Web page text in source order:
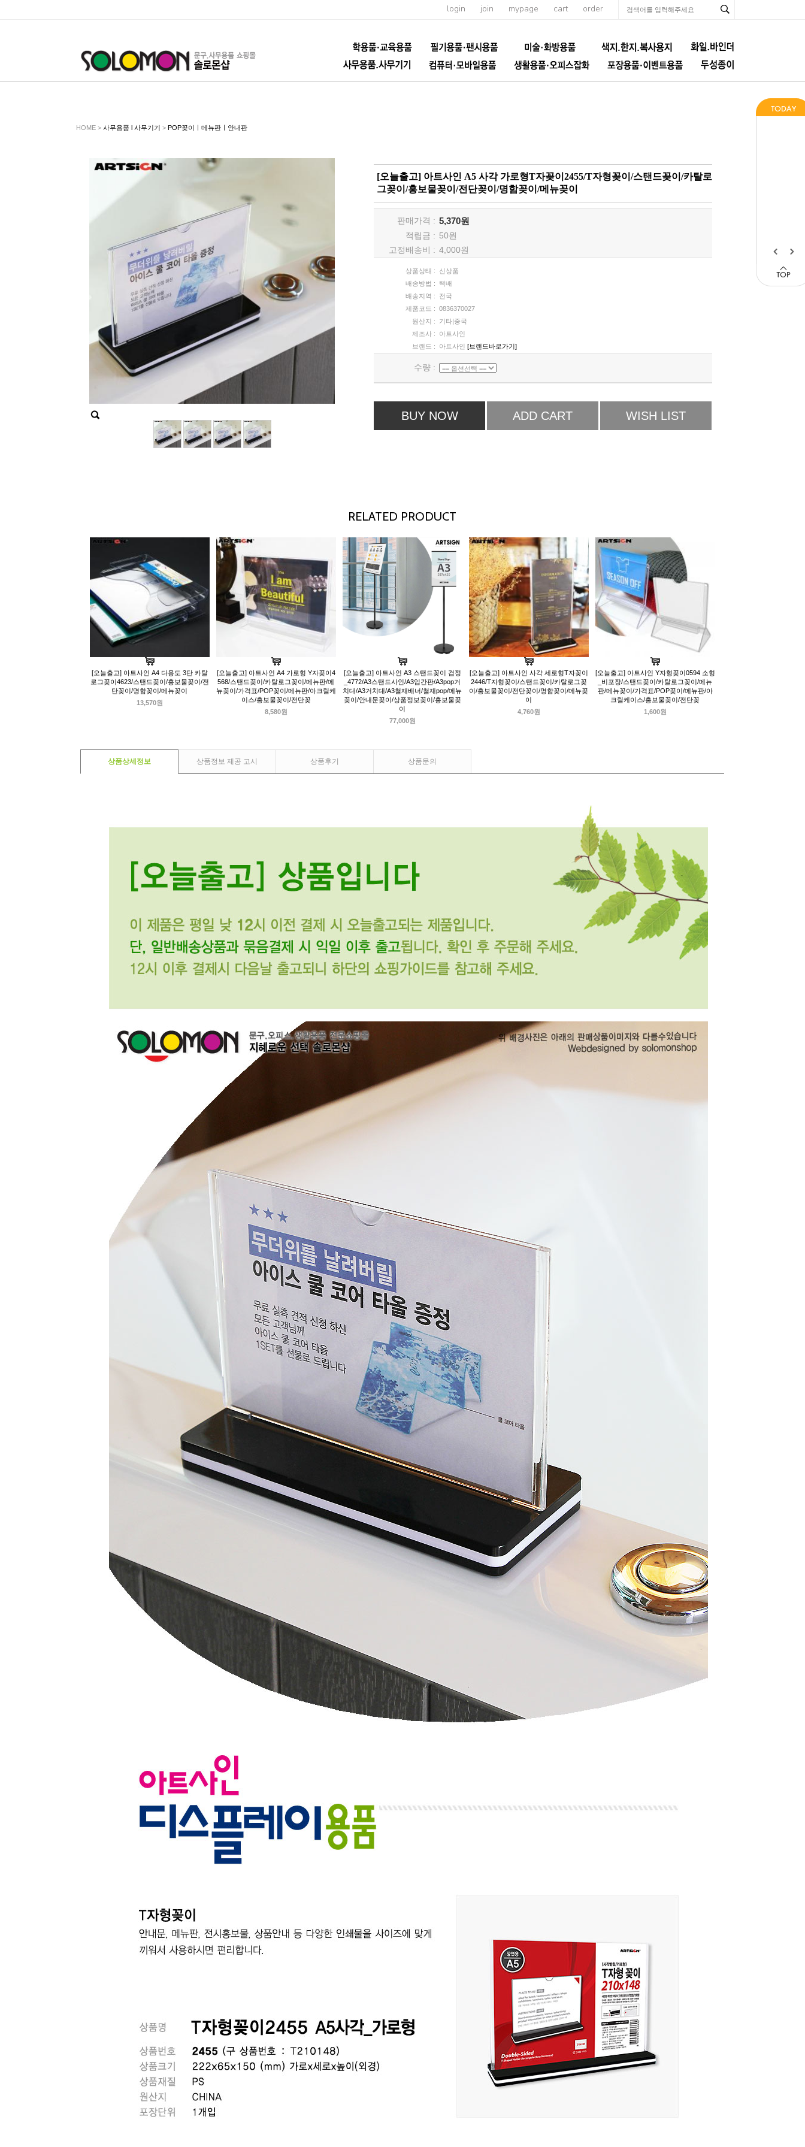
login join mypage cart order
HOME > 사무용품 l 사무기기 > POP꽂이ㅣ메뉴판ㅣ안내판
[오늘출고] 아트사인 A5 사각 가로형T자꽂이2455/T자형꽂이/스탠드꽂이/카탈로
그꽂이/홍보물꽂이/전단꽂이/명함꽂이/메뉴꽂이
판매가격 : 5,370원
적립금 : 50원
고정배송비 : 4,000원
상품상태 :
신상품
배송방법 :
택배
배송지역 :
전국
제품코드 : 0836370027
원산지 :
기타|중국
제조사 :
아트사인
브랜드 :
아트사인 [브랜드바로가기]
수량 :
BUY NOW ADD CART WISH LIST
RELATED PRODUCT
[오늘출고] 아트사인 A4 다용도 3단 카탈
로그꽂이4623/스탠드꽂이/홍보물꽂이/전
단꽂이/명함꽂이/메뉴꽂이
13,570원
[오늘출고] 아트사인 A4 가로형 Y자꽂이4
568/스탠드꽂이/카탈로그꽂이/메뉴판/메
뉴꽂이/가격표/POP꽂이/메뉴판/아크릴케
이스/홍보물꽂이/전단꽂
8,580원
[오늘출고] 아트사인 A3 스탠드꽂이 검정
_4772/A3스탠드사인/A3입간판/A3pop거
치대/A3거치대/A3철재배너/철재pop/메뉴
꽂이/안내문꽂이/상품정보꽂이/홍보물꽂
이
77,000원
[오늘출고] 아트사인 사각 세로형T자꽂이
2446/T자형꽂이/스탠드꽂이/카탈로그꽂
이/홍보물꽂이/전단꽂이/명함꽂이/메뉴꽂
이
4,760원
[오늘출고] 아트사인 Y자형꽂이0594 소형
_비포장/스탠드꽂이/카탈로그꽂이/메뉴
판/메뉴꽂이/가격표/POP꽂이/메뉴판/아
크릴케이스/홍보물꽂이/전단꽂
1,600원
상품상세정보 상품정보 제공 고시 상품후기 상품문의